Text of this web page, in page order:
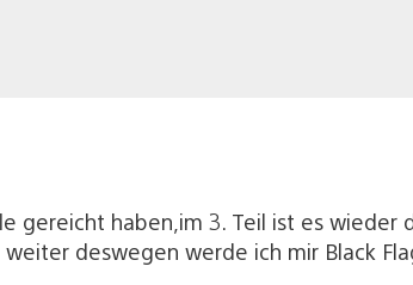
gereicht haben,im 3. Teil ist es wieder
deswegen werde ich mir Black